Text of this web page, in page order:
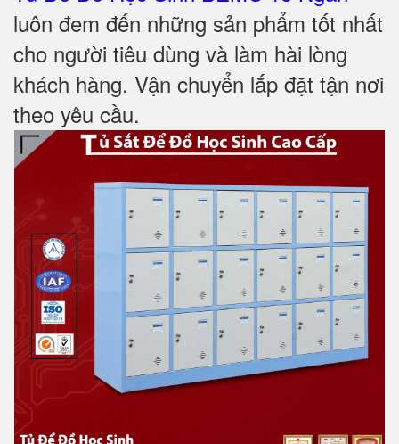
luôn đem đến những sản phẩm tốt nhất
cho người tiêu dùng và làm hài lòng
khách hàng. Vận chuyển lắp đặt tận nơi
theo yêu cầu.